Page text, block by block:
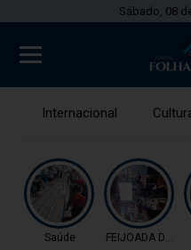
Sábado, 08
Internacional
Saúde FEIJOADA DA